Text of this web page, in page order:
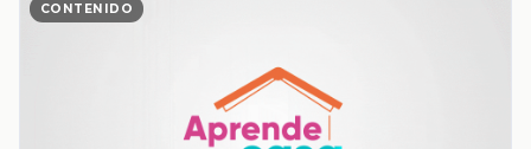
CONTENIDO